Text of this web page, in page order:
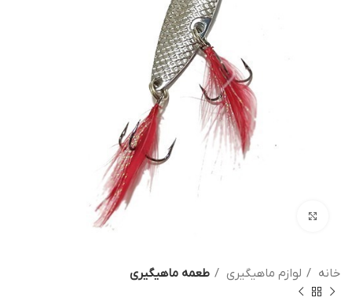
خانه لوازم ماهیگیری طعمه ماهیگیری